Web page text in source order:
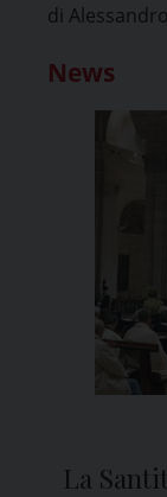
di
News
La